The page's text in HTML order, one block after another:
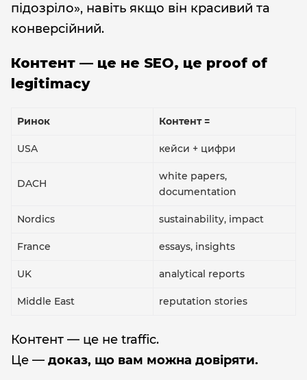
підозріло», навіть якщо він красивий та
конверсійний.
Контент — це не SEO, це proof of
legitimacy
Ринок Контент =
USA кейси + цифри
DACH
white papers,
documentation
Nordics sustainability, impact
France essays, insights
UK analytical reports
Middle East reputation stories
Контент — це не traffic.
Це — доказ, що вам можна довіряти.